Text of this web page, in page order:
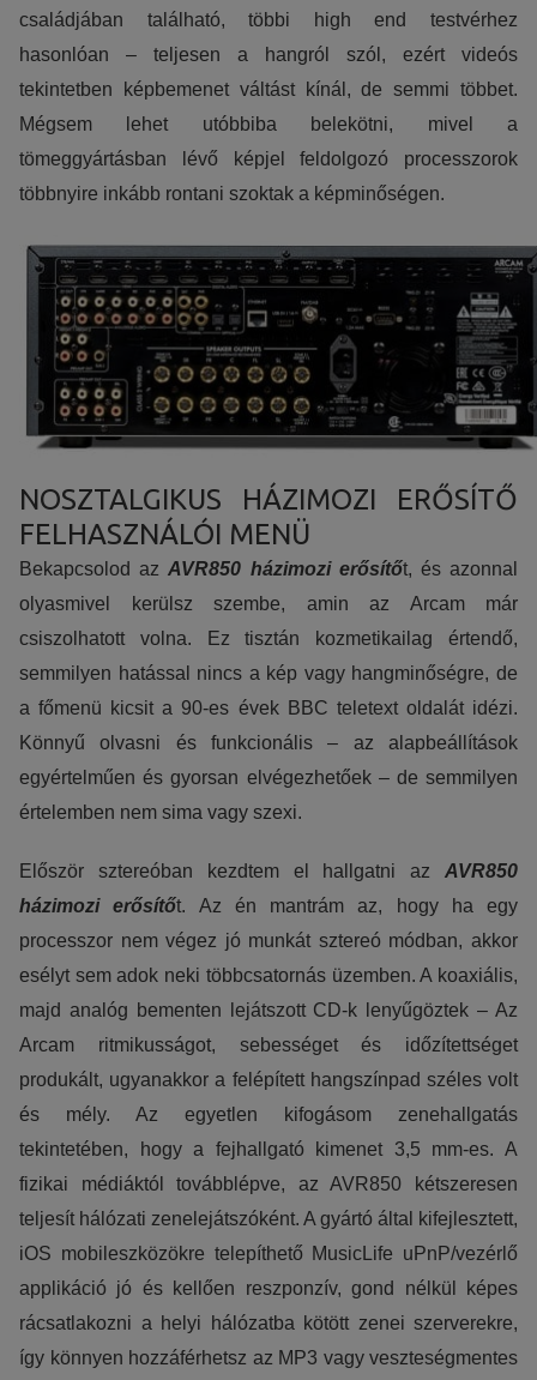
családjában található, többi high end testvérhez
hasonlóan – teljesen a hangról szól, ezért videós
tekintetben képbemenet váltást kínál, de semmi többet.
Mégsem lehet utóbbiba belekötni, mivel a
tömeggyártásban lévő képjel feldolgozó processzorok
többnyire inkább rontani szoktak a képminőségen.
NOSZTALGIKUS HÁZIMOZI ERŐSÍTŐ
FELHASZNÁLÓI MENÜ
Bekapcsolod azAVR850 házimozi erősítőt, és azonnal
olyasmivel kerülsz szembe, amin az Arcam már
csiszolhatott volna. Ez tisztán kozmetikailag értendő,
semmilyen hatással nincs a kép vagy hangminőségre, de
a főmenü kicsit a 90-es évek BBC teletext oldalát idézi.
Könnyű olvasni és funkcionális – az alapbeállítások
egyértelműen és gyorsan elvégezhetőek – de semmilyen
értelemben nem sima vagy szexi.
Először sztereóban kezdtem el hallgatni az AVR850
házimozi erősítőt. Az én mantrám az, hogy ha egy
processzor nem végez jó munkát sztereó módban, akkor
esélyt sem adok neki többcsatornás üzemben. A koaxiális,
majd analóg bementen lejátszott CD-k lenyűgöztek – Az
Arcam ritmikusságot, sebességet és időzítettséget
produkált, ugyanakkor a felépített hangszínpad széles volt
és mély. Az egyetlen kifogásom zenehallgatás
tekintetében, hogy a fejhallgató kimenet 3,5 mm-es. A
fizikai médiáktól továbblépve, az AVR850 kétszeresen
teljesít hálózati zenelejátszóként. A gyártó által kifejlesztett,
iOS mobileszközökre telepíthető MusicLife uPnP/vezérlő
applikáció jó és kellően reszponzív, gond nélkül képes
rácsatlakozni a helyi hálózatba kötött zenei szerverekre,
így könnyen hozzáférhetsz az MP3 vagy veszteségmentes